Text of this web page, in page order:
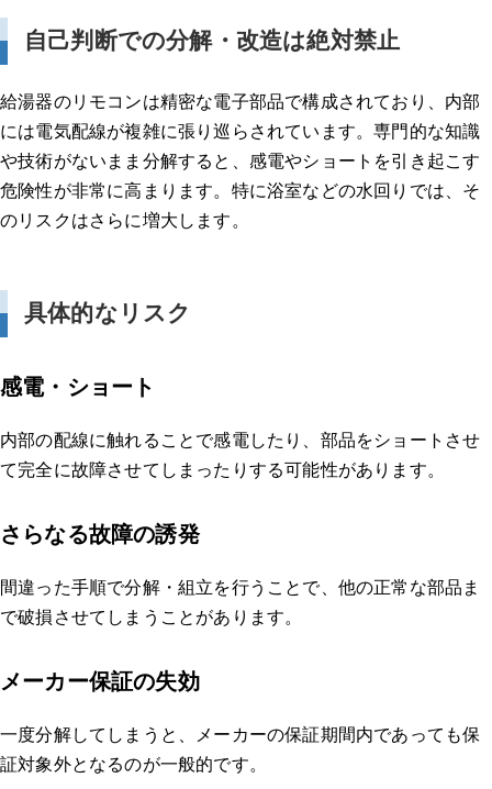
自己判断での分解・改造は絶対禁止
給湯器のリモコンは精密な電子部品で構成されており、内部
には電気配線が複雑に張り巡らされています。専門的な知識
や技術がないまま分解すると、感電やショートを引き起こす
危険性が非常に高まります。特に浴室などの水回りでは、そ
のリスクはさらに増大します。
具体的なリスク
感電・ショート
内部の配線に触れることで感電したり、部品をショートさせ
て完全に故障させてしまったりする可能性があります。
さらなる故障の誘発
間違った手順で分解・組立を行うことで、他の正常な部品ま
で破損させてしまうことがあります。
メーカー保証の失効
一度分解してしまうと、メーカーの保証期間内であっても保
証対象外となるのが一般的です。